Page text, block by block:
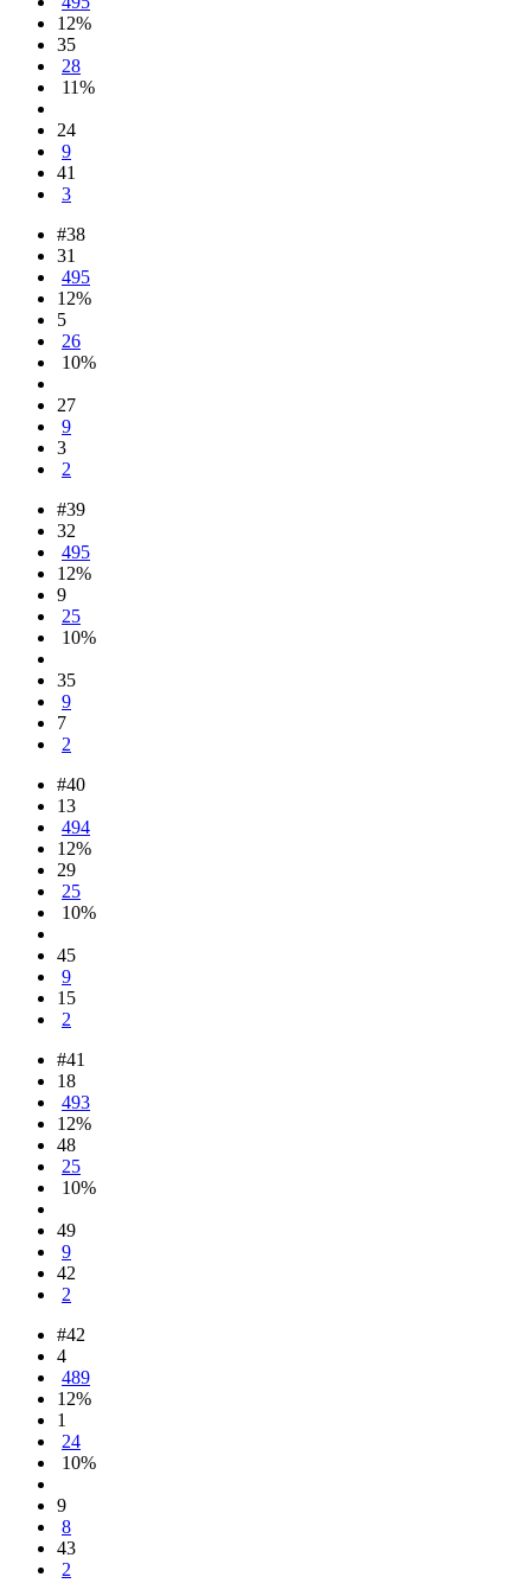
12%
35
28
11%
24
9
41
3
#38
31
495
12%
5
26
10%
27
9
3
2
#39
32
495
12%
9
25
10%
35
9
7
2
#40
13
494
12%
29
25
10%
45
9
15
2
#41
18
493
12%
48
25
10%
49
9
42
2
#42
4
489
12%
1
24
10%
9
8
43
2